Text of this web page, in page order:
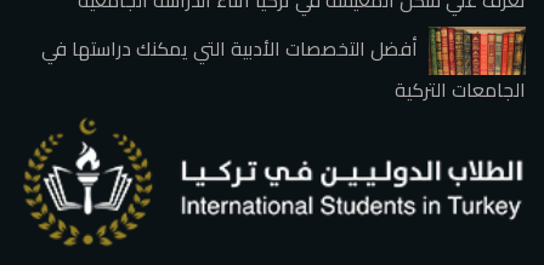
أفضل التخصصات الأدبية التي يمكنك دراستها في
الجامعات التركية